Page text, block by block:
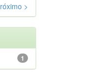
>
1